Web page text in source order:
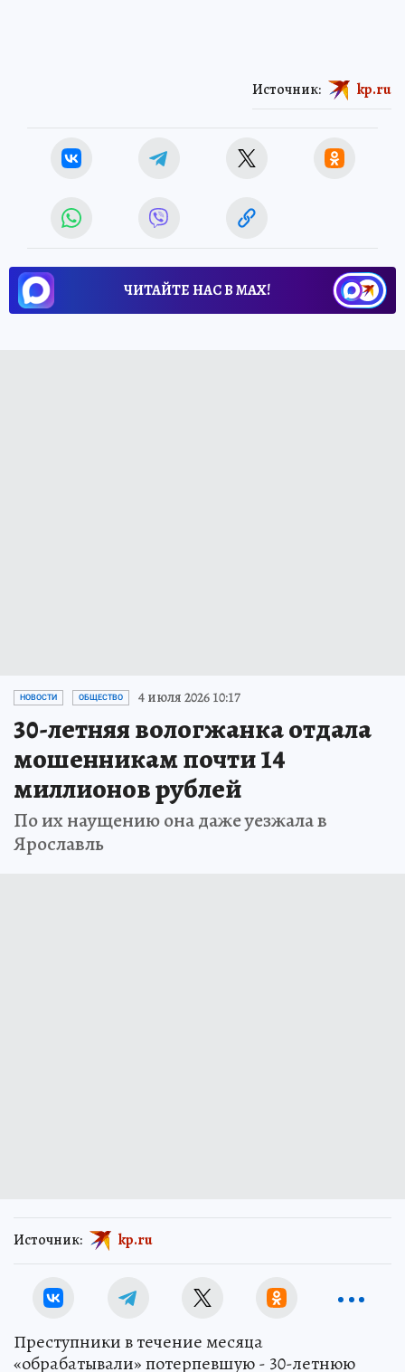
Источник: kp.ru
ЧИТАЙТЕ НАС В МАХ!
НОВОСТИ ОБЩЕСТВО 4 июля 2026 10:17
30-летняя вологжанка отдала
мошенникам почти 14
миллионов рублей
По их наущению она даже уезжала в
Ярославль
Источник: kp.ru
Преступники в течение месяца
«обрабатывали» потерпевшую - 30-летнюю